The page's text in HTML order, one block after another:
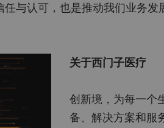
与认可，也是推动我们业务发
关于西门子医疗
创新境，为每一个
备、解决方案和服